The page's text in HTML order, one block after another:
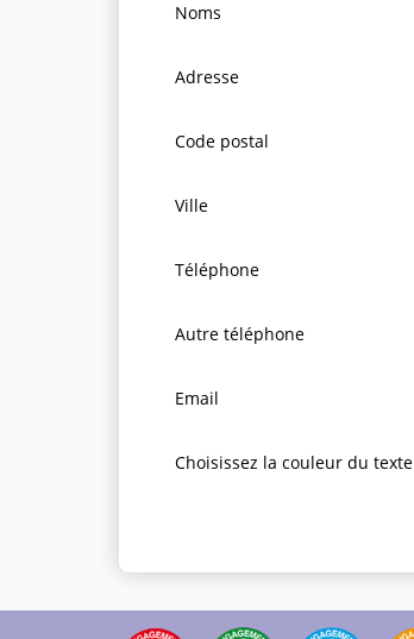
Noms
Adresse
Code postal
Ville
Téléphone
Autre téléphone
Email
Choisissez la couleur du texte